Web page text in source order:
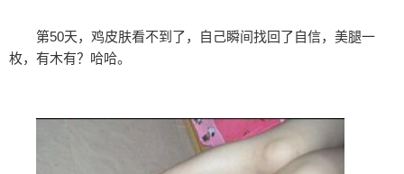
第50天，鸡皮肤看不到了，自己瞬间找回了自信，美腿一
枚，有木有？哈哈。